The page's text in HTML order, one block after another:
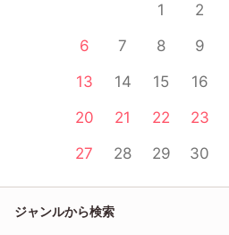
1 2
6
7 8 9
13
14 15 16
20
21 22 23
27
28 29 30
ジャンルから検索